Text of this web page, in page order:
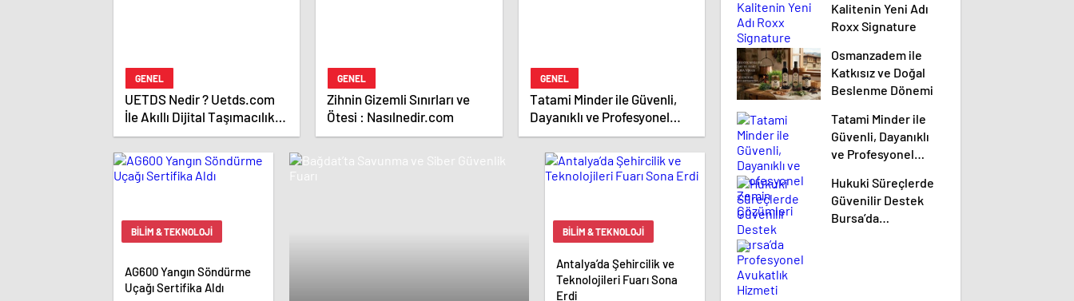
GENEL
UETDS Nedir ? Uetds.com
İle Akıllı Dijital Taşımacılık
Yazılımı
GENEL
Zihnin Gizemli Sınırları ve
Ötesi : Nasılnedir.com
GENEL
Tatami Minder ile Güvenli,
Dayanıklı ve Profesyonel
Zemin Çözümleri
BILIM & TEKNOLOJI
AG600 Yangın Söndürme
Uçağı Sertifika Aldı
BILIM & TEKNOLOJI
Antalya’da Şehircilik ve
Teknolojileri Fuarı Sona
Erdi
Kalitenin Yeni Adı
Roxx Signature
Osmanzadem ile
Katkısız ve Doğal
Beslenme Dönemi
Tatami Minder ile
Güvenli, Dayanıklı
ve Profesyonel
Hukuki Süreçlerde
Güvenilir Destek
Bursa’da